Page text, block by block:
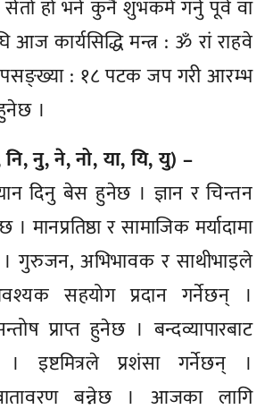
हो भने कुनै शुभकर्म गर्नु पूर्व वा
आज कार्यसिद्धि मन्त्र : ॐ रां राहवे
: १८ पटक जप गरी आरम्भ
।
नि, नु, ने, नो, या, यि, यु) –
दिनु बेस हुनेछ । ज्ञान र चिन्तन
मानप्रतिष्ठा र सामाजिक मर्यादामा
गुरुजन, अभिभावक र साथीभाइले
सहयोग प्रदान गर्नेछन् ।
प्राप्त हुनेछ । बन्दव्यापारबाट
इष्टमित्रले प्रशंसा गर्नेछन् ।
वातावरण बन्नेछ । आजका लागि